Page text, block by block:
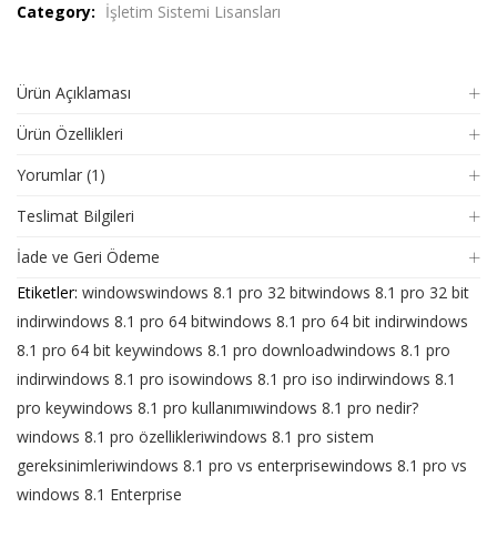
Category: İşletim Sistemi Lisansları
Ürün Açıklaması
Ürün Özellikleri
Yorumlar (1)
Teslimat Bilgileri
İade ve Geri Ödeme
Etiketler: windowswindows 8.1 pro 32 bitwindows 8.1 pro 32 bit
indirwindows 8.1 pro 64 bitwindows 8.1 pro 64 bit indirwindows
8.1 pro 64 bit keywindows 8.1 pro downloadwindows 8.1 pro
indirwindows 8.1 pro isowindows 8.1 pro iso indirwindows 8.1
pro keywindows 8.1 pro kullanımıwindows 8.1 pro nedir?
windows 8.1 pro özellikleriwindows 8.1 pro sistem
gereksinimleriwindows 8.1 pro vs enterprisewindows 8.1 pro vs
windows 8.1 Enterprise